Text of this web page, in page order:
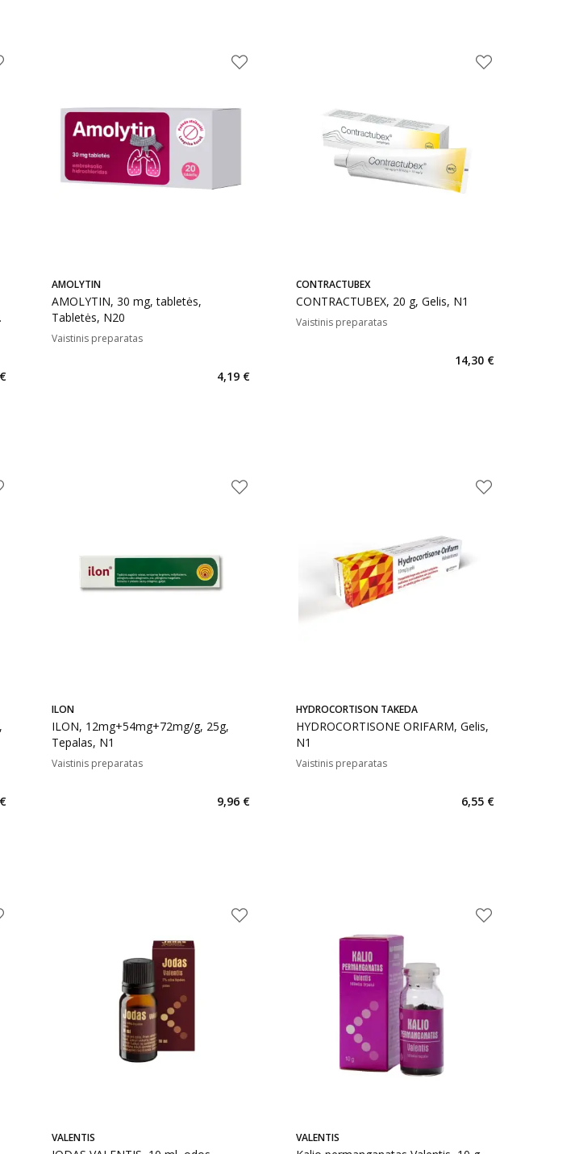
AMOLYTIN
AMOLYTIN, 30 mg, tabletės,
Tabletės, N20
Vaistinis preparatas
4,19 €
CONTRACTUBEX
CONTRACTUBEX, 20 g, Gelis, N1
Vaistinis preparatas
14,30 €
ILON
ILON, 12mg+54mg+72mg/g, 25g,
Tepalas, N1
Vaistinis preparatas
9,96 €
HYDROCORTISON TAKEDA
HYDROCORTISONE ORIFARM, Gelis,
N1
Vaistinis preparatas
6,55 €
VALENTIS VALENTIS